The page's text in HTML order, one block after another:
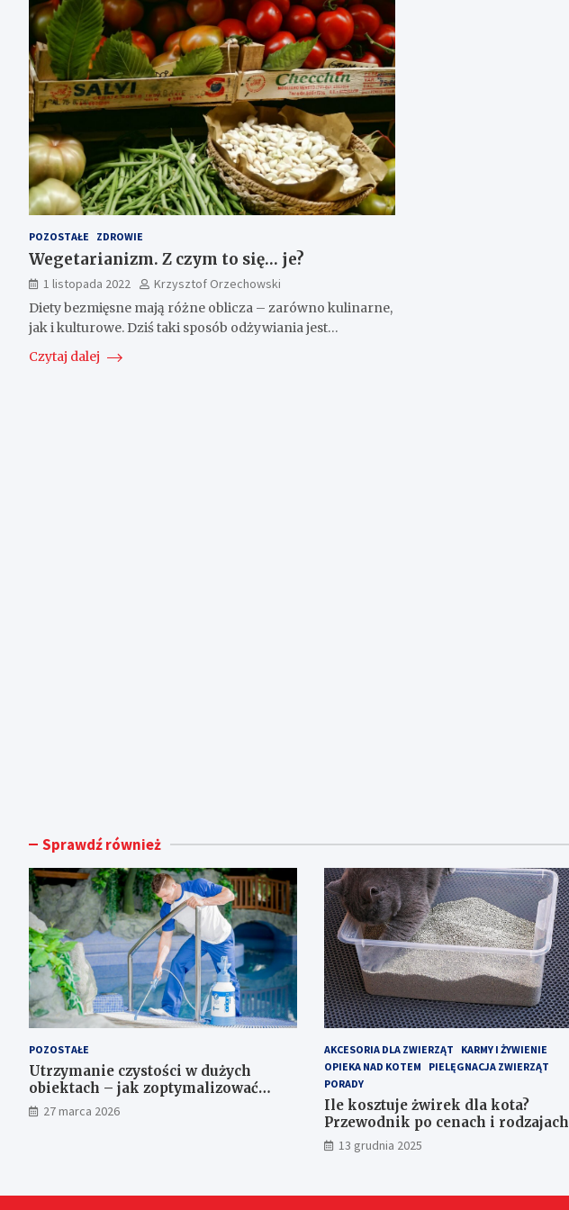
POZOSTAŁE ZDROWIE
Wegetarianizm. Z czym to się… je?
1 listopada 2022
Krzysztof Orzechowski
Diety bezmięsne mają różne oblicza – zarówno kulinarne,
jak i kulturowe. Dziś taki sposób odżywiania jest…
Czytaj dalej
Sprawdź również
POZOSTAŁE
Utrzymanie czystości w dużych
obiektach – jak zoptymalizować
koszty eksploatacji sprzętu?
27 marca 2026
AKCESORIA DLA ZWIERZĄT
KARMY I ŻYWIENIE
OPIEKA NAD KOTEM
PIELĘGNACJA ZWIERZĄT
PORADY
Ile kosztuje żwirek dla kota?
Przewodnik po cenach i rodzajach
13 grudnia 2025